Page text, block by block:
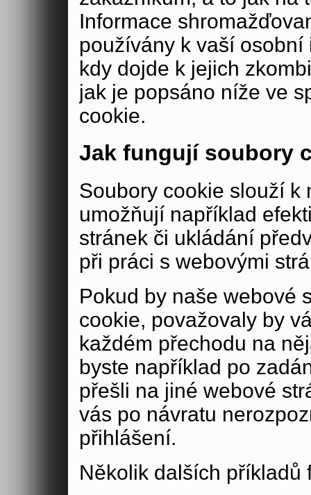
Informace
používány k vaší
kdy dojde k jejich
jak je popsáno níže ve
cookie.
Jak fungují soubory
Soubory cookie slouží k
umožňují například
stránek či ukládání
při práci s webovými
Pokud by naše webové
cookie, považovaly by
každém přechodu na
byste například po
přešli na jiné webové
vás po návratu
přihlášení.
Několik dalších příkladů